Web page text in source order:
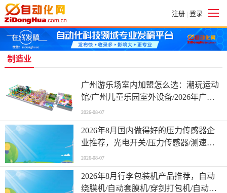
注册 | 登录
制造业
广州游乐场室内加盟怎么选：潮玩运动
馆/广州儿童乐园室外设备/2026年广州
淘气堡儿童乐园厂家实力分析
2026-08-07
2026年8月国内做得好的压力传感器企
业推荐，光电开关/压力传感器/测速传
感器/传感器/速度传感器，压力传感器
厂商哪家强
2026-08-07
2026年8月行李包装机产品推荐，自动
绕膜机/自动套膜机/穿剑打包机/自动打